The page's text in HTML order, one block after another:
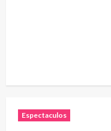
Espectaculos